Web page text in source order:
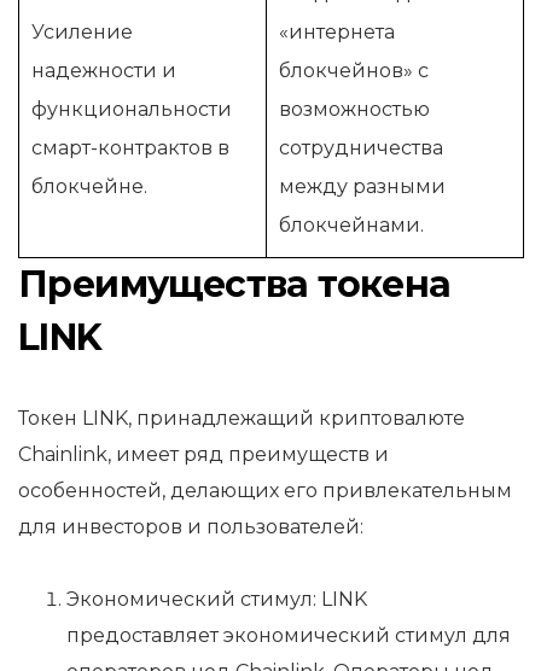
Усиление
надежности и
функциональности
смарт-контрактов в
блокчейне.
«интернета
блокчейнов» с
возможностью
сотрудничества
между разными
блокчейнами.
Преимущества токена
LINK
Токен LINK, принадлежащий криптовалюте
Chainlink, имеет ряд преимуществ и
особенностей, делающих его привлекательным
для инвесторов и пользователей:
Экономический стимул: LINK
предоставляет экономический стимул для